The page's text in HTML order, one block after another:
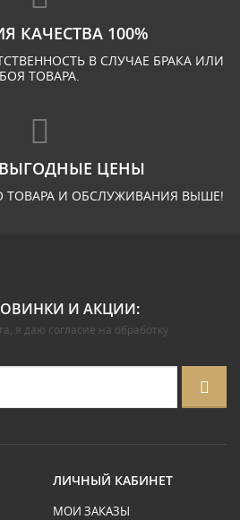
КАЧЕСТВА 100%
В СЛУЧАЕ БРАКА ИЛИ
БОЯ ТОВАРА.
ЦЕНЫ
ТОВАРА И ОБСЛУЖИВАНИЯ ВЫШЕ!
И АКЦИИ:
я даю согласие на обработку
ЛИЧНЫЙ КАБИНЕТ
МОИ ЗАКАЗЫ